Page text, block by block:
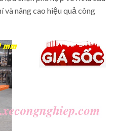
nâng cao hiệu quả công